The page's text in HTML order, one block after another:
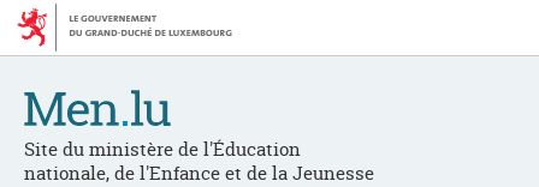
Aller
navigation
Aller
au
Site du ministère de l'Éducation
nationale, de l'Enfance et de la Jeunesse